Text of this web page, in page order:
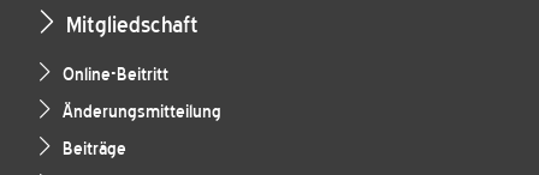
Mitgliedschaft
Online-Beitritt
Änderungsmitteilung
Beiträge